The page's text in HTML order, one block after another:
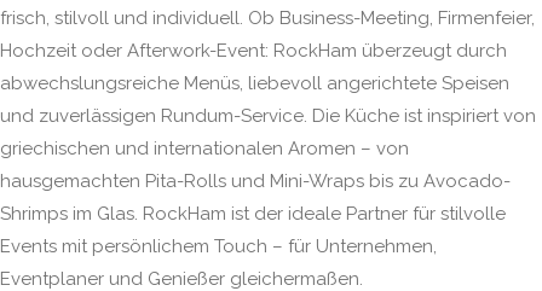
frisch, stilvoll und individuell. Ob Business-Meeting, Firmenfeier,
Hochzeit oder Afterwork-Event: RockHam überzeugt durch
abwechslungsreiche Menüs, liebevoll angerichtete Speisen
und zuverlässigen Rundum-Service. Die Küche ist inspiriert von
griechischen und internationalen Aromen – von
hausgemachten Pita-Rolls und Mini-Wraps bis zu Avocado-
Shrimps im Glas. RockHam ist der ideale Partner für stilvolle
Events mit persönlichem Touch – für Unternehmen,
Eventplaner und Genießer gleichermaßen.